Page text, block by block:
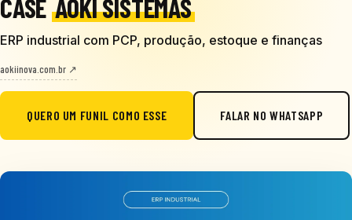
CASEAOKI SISTEMAS
ERP industrial com PCP, produção, estoque e finanças
aokiinova.com.br ↗
QUERO UM FUNIL COMO ESSE FALAR NO WHATSAPP